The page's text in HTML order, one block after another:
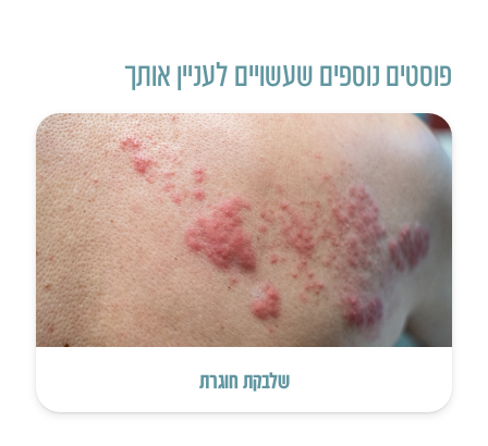
פוסטים נוספים שעשויים לעניין אותך
שלבקת חוגרת